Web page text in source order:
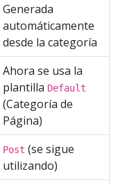
Generada
automáticamente
desde la categoría
Ahora se usa la
plantilla Default
(Categoría de
Página)
Post (se sigue
utilizando)